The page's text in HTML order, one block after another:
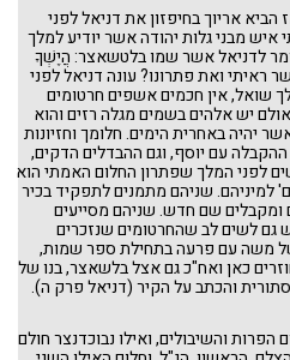
וירא
לך־לך
נח
האזינו
וילך
ניצבים
כי־תצא
ראה
עקב
ואתחנן
דברים
מסעי
פינחס
בלק
קורח
שלח-לך
אריוך בחיפזון את דניאל לפני
איש מבני גלות יהודה אשר יודיע למלך
לדניאל אשר שמו בלטשאצר: הֲיֶשְׁךָ
ראיתי ואת פתרונו? עונה דניאל לפני
שואל, אין חכמים אשפים חרטומים
אולם יש אלהים בשמים מגלה רזים והוא
יהיה באחרית הימים. חלומך וחזיונות
עם יוסף, וגם ההבדלים הדקים,
לפני המלך שפתרון החלום האמתי הוא
למיניהם. שניהם מתמנים לתפקיד בכיר
שם חדש. שניהם מסייעים
גם לשים לב שהחרטומים שנזכרים
משה עם פרעה בתחילת ספר שמות,
כאן ואח"כ גם אצל בלשאצר, בנו של
והכתב על הקיר (דניאל פרק ה).
והשיבולים, ואילו נבוכדנצר חולם